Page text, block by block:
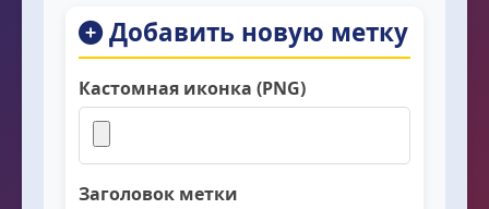
Добавить новую метку
Кастомная иконка (PNG)
Заголовок метки